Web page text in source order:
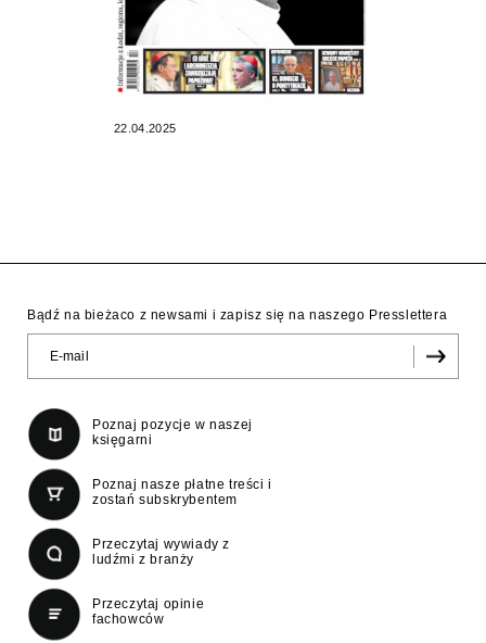
22.04.2025
Bądź na bieżaco z newsami i zapisz się na naszego Presslettera
Poznaj pozycje w naszej
księgarni
Poznaj nasze płatne treści i
zostań subskrybentem
Przeczytaj wywiady z
ludźmi z branży
Przeczytaj opinie
fachowców